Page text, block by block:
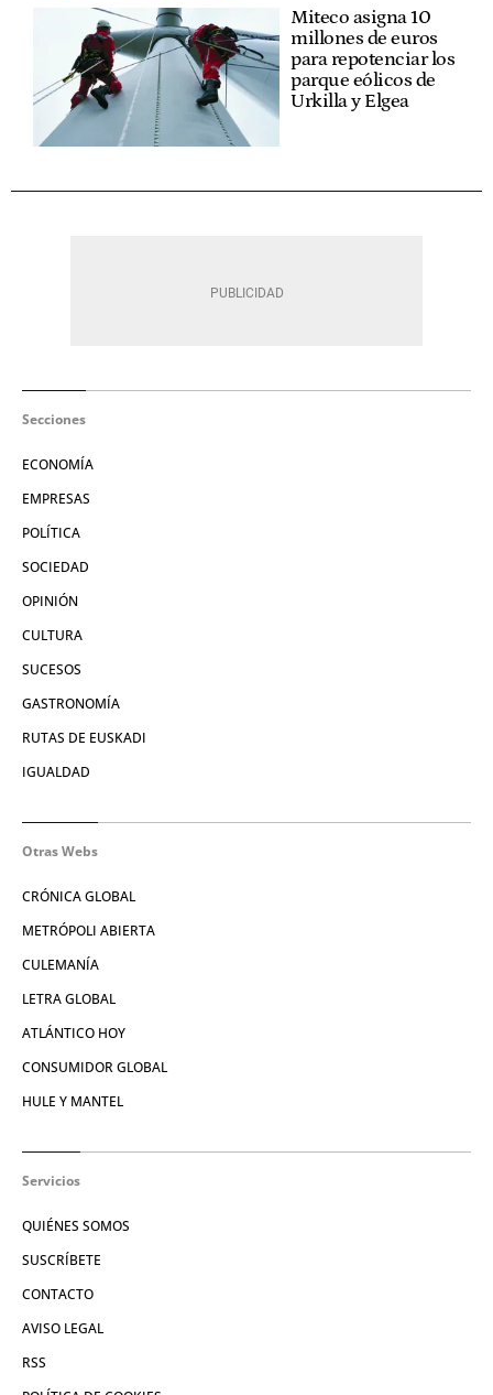
Miteco asigna 10
millones de euros
para repotenciar los
parque eólicos de
Urkilla y Elgea
Secciones
ECONOMÍA
EMPRESAS
POLÍTICA
SOCIEDAD
OPINIÓN
CULTURA
SUCESOS
GASTRONOMÍA
RUTAS DE EUSKADI
IGUALDAD
Otras Webs
CRÓNICA GLOBAL
METRÓPOLI ABIERTA
CULEMANÍA
LETRA GLOBAL
ATLÁNTICO HOY
CONSUMIDOR GLOBAL
HULE Y MANTEL
Servicios
QUIÉNES SOMOS
SUSCRÍBETE
CONTACTO
AVISO LEGAL
RSS